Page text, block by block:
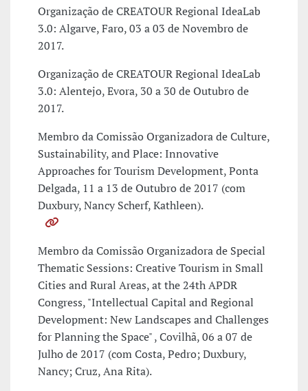
Organização de CREATOUR Regional IdeaLab
3.0: Algarve, Faro, 03 a 03 de Novembro de
2017.
Organização de CREATOUR Regional IdeaLab
3.0: Alentejo, Evora, 30 a 30 de Outubro de
2017.
Membro da Comissão Organizadora de Culture,
Sustainability, and Place: Innovative
Approaches for Tourism Development, Ponta
Delgada, 11 a 13 de Outubro de 2017 (com
Duxbury, Nancy Scherf, Kathleen).
Membro da Comissão Organizadora de Special
Thematic Sessions: Creative Tourism in Small
Cities and Rural Areas, at the 24th APDR
Congress, "Intellectual Capital and Regional
Development: New Landscapes and Challenges
for Planning the Space" , Covilhã, 06 a 07 de
Julho de 2017 (com Costa, Pedro; Duxbury,
Nancy; Cruz, Ana Rita).